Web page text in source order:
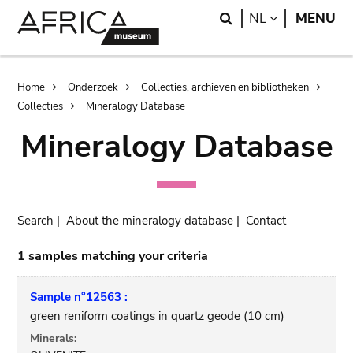
Search
NL LANGUAGE
MENU
Breadcrumb
Home Onderzoek
Collecties, archieven en bibliotheken
Collecties
Mineralogy Database
Mineralogy Database
Search |About the mineralogy database | Contact
1 samples matching your criteria
Sample n°12563 :
green reniform coatings in quartz geode (10 cm)
Minerals: